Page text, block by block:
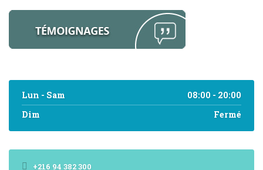
Lun - Sam
08:00 - 20:00
Dim
Fermé
+216 94 382 300